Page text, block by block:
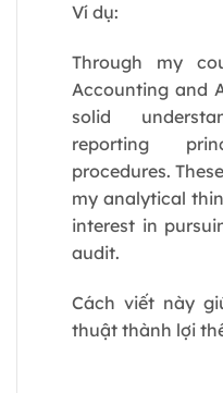
Ví dụ:
Through my
Accounting and
solid
reporting
procedures.
my analytical
interest in
audit.
Cách viết này
thuật thành lợi